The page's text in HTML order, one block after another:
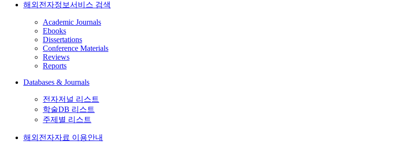
해외전자정보서비스 검색
Academic Journals
Ebooks
Dissertations
Conference Materials
Reviews
Reports
Databases & Journals
전자저널 리스트
학술DB 리스트
주제별 리스트
해외전자자료 이용안내